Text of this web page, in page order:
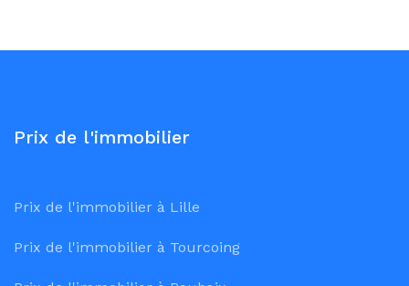
Prix de l'immobilier
Prix de l'immobilier à Lille
Prix de l'immobilier à Tourcoing